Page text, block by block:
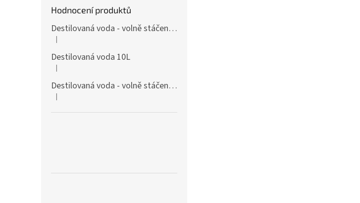
Hodnocení produktů
Destilovaná voda - volně stáčená od 1000 l 1L
Hodnocení produktu je 4 z 5 hvězdiček.
|
Destilovaná voda 10L
Hodnocení produktu je 5 z 5 hvězdiček.
|
Destilovaná voda - volně stáčená od 1000 l 1L
Hodnocení produktu je 3 z 5 hvězdiček.
|